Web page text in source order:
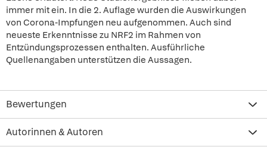
immer mit ein. In die 2. Auflage wurden die Auswirkungen
von Corona-Impfungen neu aufgenommen. Auch sind
neueste Erkenntnisse zu NRF2 im Rahmen von
Entzündungsprozessen enthalten. Ausführliche
Quellenangaben unterstützen die Aussagen.
Bewertungen
Autorinnen & Autoren